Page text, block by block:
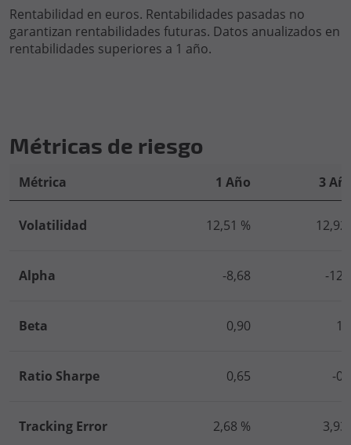
Rentabilidad en euros. Rentabilidades pasadas no
garantizan rentabilidades futuras. Datos anualizados en
rentabilidades superiores a 1 año.
Métricas de riesgo
Métrica 1 Año 3
Volatilidad 12,51 % 12,92
Alpha -8,68 -
Beta 0,90
Ratio Sharpe 0,65 -
Tracking Error 2,68 % 3,93